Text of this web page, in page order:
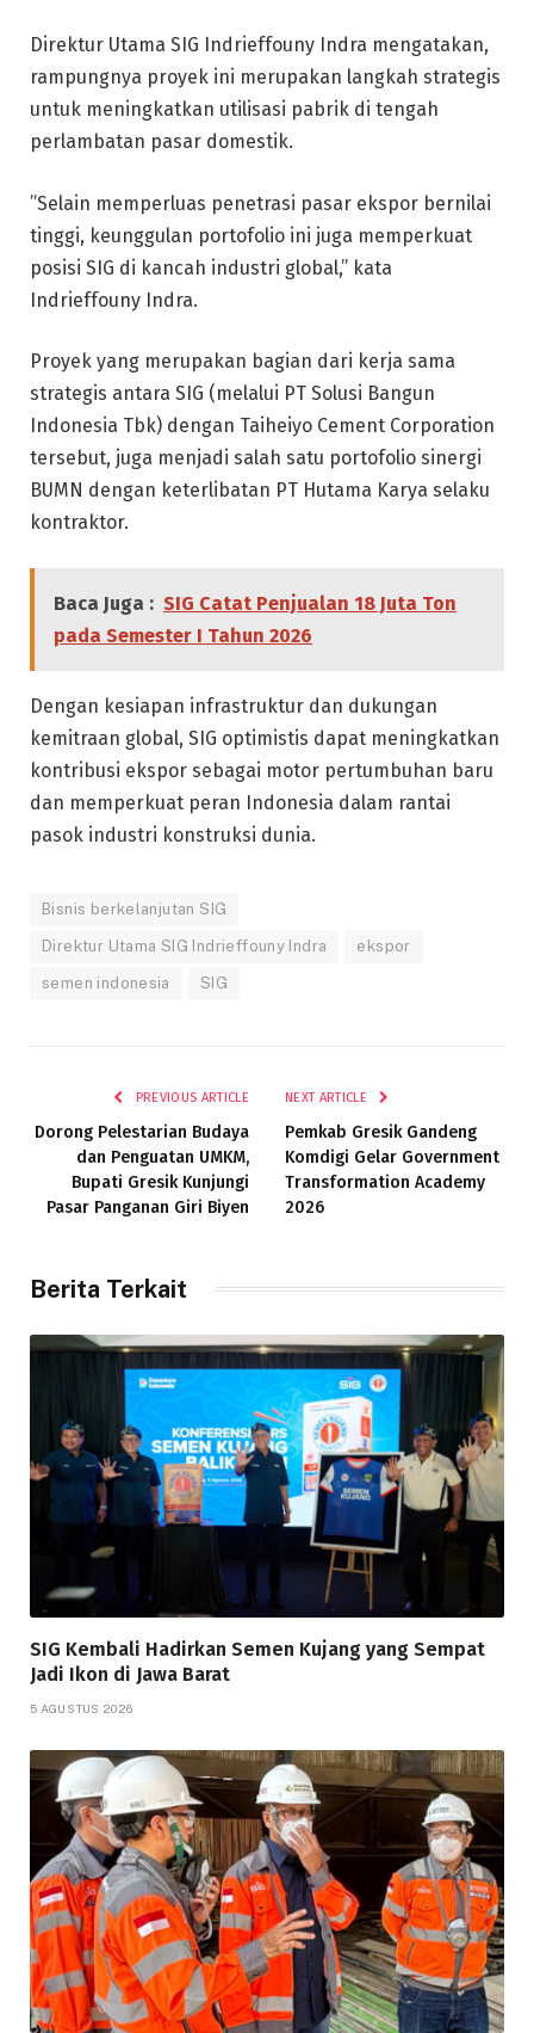
Direktur Utama SIG Indrieffouny Indra mengatakan,
rampungnya proyek ini merupakan langkah strategis
untuk meningkatkan utilisasi pabrik di tengah
perlambatan pasar domestik.
”Selain memperluas penetrasi pasar ekspor bernilai
tinggi, keunggulan portofolio ini juga memperkuat
posisi SIG di kancah industri global,” kata
Indrieffouny Indra.
Proyek yang merupakan bagian dari kerja sama
strategis antara SIG (melalui PT Solusi Bangun
Indonesia Tbk) dengan Taiheiyo Cement Corporation
tersebut, juga menjadi salah satu portofolio sinergi
BUMN dengan keterlibatan PT Hutama Karya selaku
kontraktor.
Baca Juga : SIG Catat Penjualan 18 Juta Ton
pada Semester I Tahun 2026
Dengan kesiapan infrastruktur dan dukungan
kemitraan global, SIG optimistis dapat meningkatkan
kontribusi ekspor sebagai motor pertumbuhan baru
dan memperkuat peran Indonesia dalam rantai
pasok industri konstruksi dunia.
Bisnis berkelanjutan SIG
Direktur Utama SIG Indrieffouny Indra ekspor
semen indonesia SIG
PREVIOUS ARTICLE
Dorong Pelestarian Budaya
dan Penguatan UMKM,
Bupati Gresik Kunjungi
Pasar Panganan Giri Biyen
NEXT ARTICLE
Pemkab Gresik Gandeng
Komdigi Gelar Government
Transformation Academy
2026
Berita Terkait
SIG Kembali Hadirkan Semen Kujang yang Sempat
Jadi Ikon di Jawa Barat
5 AGUSTUS 2026